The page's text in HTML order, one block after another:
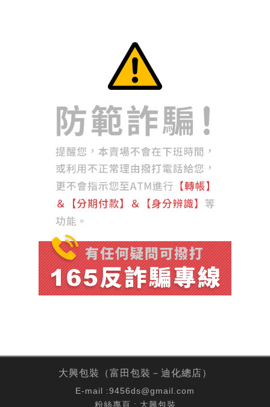
大興包裝（富田包裝－迪化總店）
E-mail :9456ds@gmail.com
粉絲專頁 : 大興包裝